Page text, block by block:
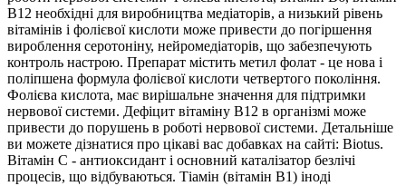
В12 необхідні для виробництва медіаторів, а низький рівень
вітамінів і фолієвої кислоти може привести до погіршення
вироблення серотоніну, нейромедіаторів, що забезпечують
контроль настрою. Препарат містить метил фолат - це нова і
поліпшена формула фолієвої кислоти четвертого покоління.
Фолієва кислота, має вирішальне значення для підтримки
нервової системи. Дефіцит вітаміну В12 в організмі може
привести до порушень в роботі нервової системи. Детальніше
ви можете дізнатися про цікаві вас добавках на сайті: Biotus.
Вітамін С - антиоксидант і основний каталізатор безлічі
процесів, що відбуваються. Тіамін (вітамін В1) іноді